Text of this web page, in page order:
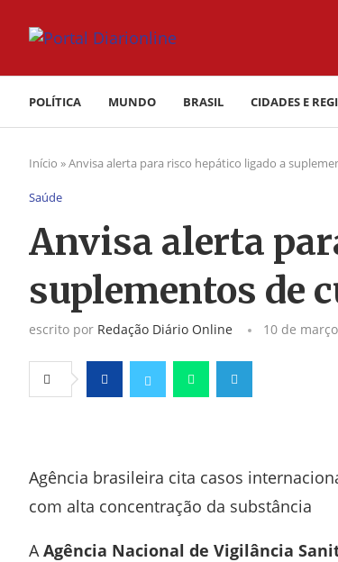
POLÍTICA MUNDO BRASIL CIDADES E
Início »Anvisa alerta para risco hepático ligado a
Saúde
Anvisa alerta
suplementos de
escrito por Redação Diário Online 10 de
Agência brasileira cita casos
com alta concentração da substância
AAgência Nacional de Vigilância